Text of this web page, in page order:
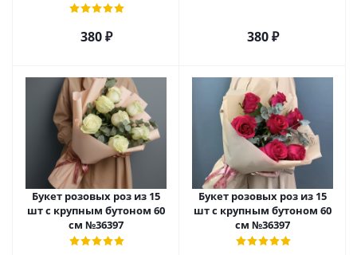
380₽ 380₽
Букет розовых роз из 15
шт с крупным бутоном 60
см №36397
Букет розовых роз из 15
шт с крупным бутоном 60
см №36397